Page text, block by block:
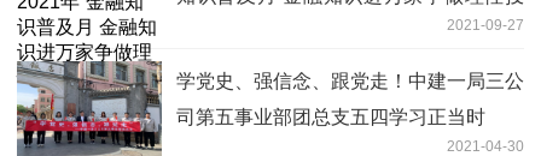
资者 争做金融好网民”宣传教育活动2021-09-27
学党史、强信念、跟党走！中建一局三公
司第五事业部团总支五四学习正当时
2021-04-30